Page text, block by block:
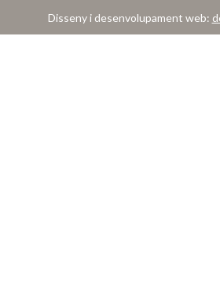
Disseny i desenvolupament web: